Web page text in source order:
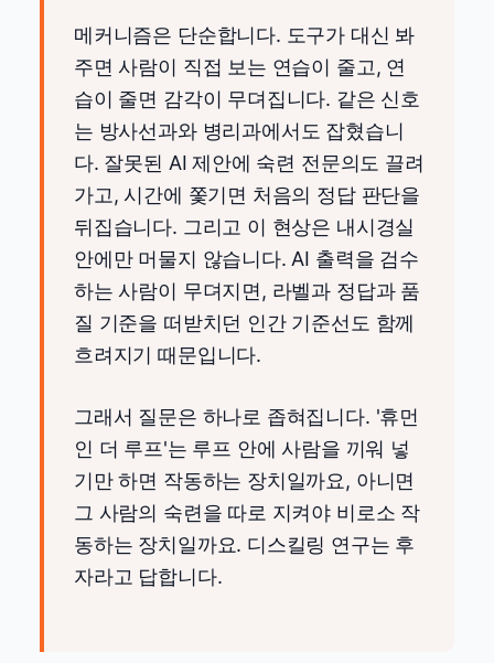
메커니즘은 단순합니다. 도구가 대신 봐
주면 사람이 직접 보는 연습이 줄고, 연
습이 줄면 감각이 무뎌집니다. 같은 신호
는 방사선과와 병리과에서도 잡혔습니
다. 잘못된 AI 제안에 숙련 전문의도 끌려
가고, 시간에 쫓기면 처음의 정답 판단을
뒤집습니다. 그리고 이 현상은 내시경실
안에만 머물지 않습니다. AI 출력을 검수
하는 사람이 무뎌지면, 라벨과 정답과 품
질 기준을 떠받치던 인간 기준선도 함께
흐려지기 때문입니다.
그래서 질문은 하나로 좁혀집니다. '휴먼
인 더 루프'는 루프 안에 사람을 끼워 넣
기만 하면 작동하는 장치일까요, 아니면
그 사람의 숙련을 따로 지켜야 비로소 작
동하는 장치일까요. 디스킬링 연구는 후
자라고 답합니다.